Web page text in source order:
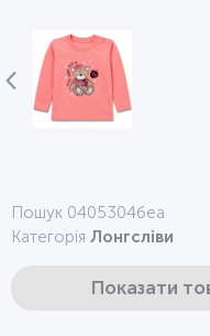
Пошук 0405304беа
Категорія Лонгсліви
Показати